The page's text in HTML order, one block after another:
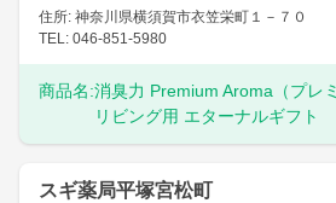
住所: 神奈川県横須賀市衣笠栄町１－７０
TEL: 046-851-5980
商品名:消臭力 Premium Aroma（プレ
リビング用 エターナルギフト
スギ薬局平塚宮松町